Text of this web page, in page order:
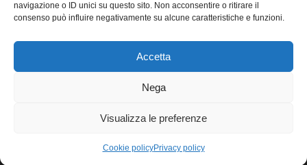
navigazione o ID unici su questo sito. Non acconsentire o ritirare il
consenso può influire negativamente su alcune caratteristiche e funzioni.
Accetta
Nega
Visualizza le preferenze
Cookie policyPrivacy policy
FERREMI LUCA Srl Via Nazionale, 13 25074 Lavenone
+39 0365.823811- Fax: +39 0365.516635 -